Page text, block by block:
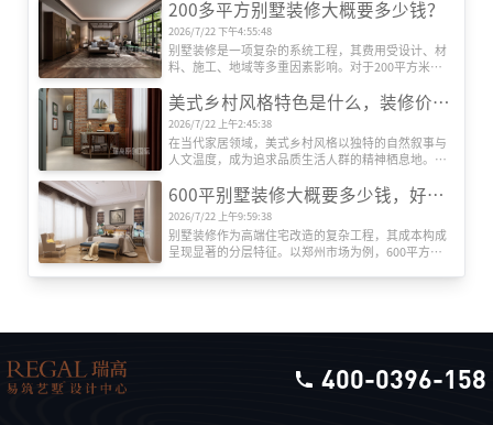
工、设备等多维度因素影响，而专业装修公司的系统
化服务则是实现预算可控与效果落地的关键。本文将
深度解析全包装修成本结构，并重点推荐瑞高装饰的
服务优势。
200多平方别墅装修大概要多少钱？
2026/7/22 下午4:55:48
别墅装修是一项复杂的系统工程，其费用受设计、材
料、施工、地域等多重因素影响。对于200平方米左
元不等。本文将从专业角度出发，系统解析装修费用
的构成逻辑，帮助业主建立科学的预算框架。
美式乡村风格特色是什么，装修价格贵吗？
2026/7/22 上午2:45:38
在当代家居领域，美式乡村风格以独特的自然叙事与
人文温度，成为追求品质生活人群的精神栖息地。这
建人与自然的深度对话，其价值体现在设计哲学与实
用主义的双重维度。
600平别墅装修大概要多少钱，好的别墅装修公司推荐
2026/7/22 上午9:59:38
别墅装修作为高端住宅改造的复杂工程，其成本构成
呈现显著的分层特征。以郑州市场为例，600平方米
400-0396-158